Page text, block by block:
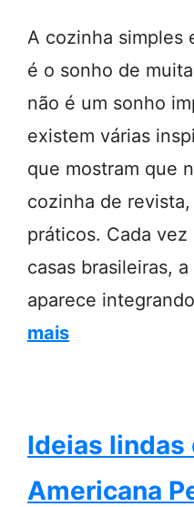
A cozinha simples
é o sonho de
não é um sonho
existem várias
que mostram que
cozinha de
práticos. Cada
casas brasileiras,
aparece
mais
Ideias lindas
Americana